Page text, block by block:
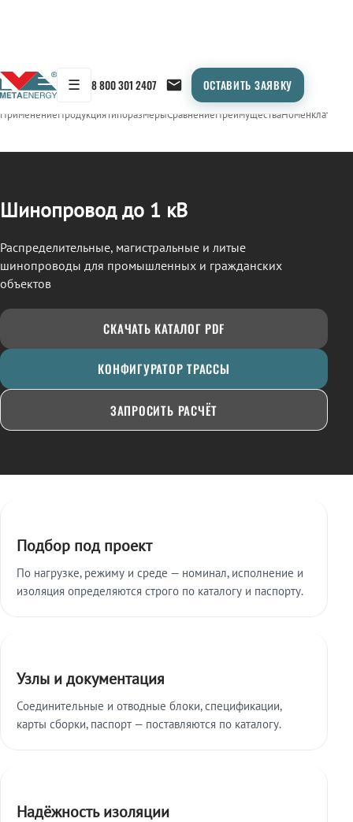
☰ 8 800 301 2407 ОСТАВИТЬ ЗАЯВКУ
← Продукция/ШИНОПРОВОД
ПрименениеПродукцияТипоразмерыСравнениеПреимуществаНоменклатура
Шинопровод до 1 кВ
Распределительные, магистральные и литые
шинопроводы для промышленных и гражданских
объектов
СКАЧАТЬ КАТАЛОГ PDF
КОНФИГУРАТОР ТРАССЫ
ЗАПРОСИТЬ РАСЧЁТ
Подбор под проект
По нагрузке, режиму и среде — номинал, исполнение и
изоляция определяются строго по каталогу и паспорту.
Узлы и документация
Соединительные и отводные блоки, спецификации,
карты сборки, паспорт — поставляются по каталогу.
Надёжность изоляции